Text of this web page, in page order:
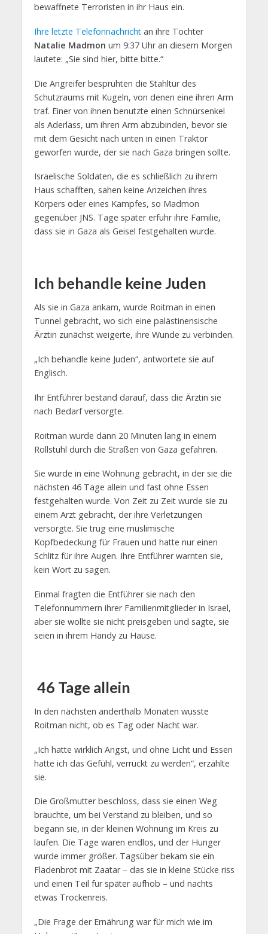
bewaffnete Terroristen in ihr Haus ein.
Ihre letzte Telefonnachrichtan ihre Tochter
Natalie Madmon um 9:37 Uhr an diesem Morgen
lautete: „Sie sind hier, bitte bitte.“
Die Angreifer besprühten die Stahltür des
Schutzraums mit Kugeln, von denen eine ihren Arm
traf. Einer von ihnen benutzte einen Schnürsenkel
als Aderlass, um ihren Arm abzubinden, bevor sie
mit dem Gesicht nach unten in einen Traktor
geworfen wurde, der sie nach Gaza bringen sollte.
Israelische Soldaten, die es schließlich zu ihrem
Haus schafften, sahen keine Anzeichen ihres
Körpers oder eines Kampfes, so Madmon
gegenüber JNS. Tage später erfuhr ihre Familie,
dass sie in Gaza als Geisel festgehalten wurde.
Ich behandle keine Juden
Als sie in Gaza ankam, wurde Roitman in einen
Tunnel gebracht, wo sich eine palästinensische
Ärztin zunächst weigerte, ihre Wunde zu verbinden.
„Ich behandle keine Juden“, antwortete sie auf
Englisch.
Ihr Entführer bestand darauf, dass die Ärztin sie
nach Bedarf versorgte.
Roitman wurde dann 20 Minuten lang in einem
Rollstuhl durch die Straßen von Gaza gefahren.
Sie wurde in eine Wohnung gebracht, in der sie die
nächsten 46 Tage allein und fast ohne Essen
festgehalten wurde. Von Zeit zu Zeit wurde sie zu
einem Arzt gebracht, der ihre Verletzungen
versorgte. Sie trug eine muslimische
Kopfbedeckung für Frauen und hatte nur einen
Schlitz für ihre Augen. Ihre Entführer warnten sie,
kein Wort zu sagen.
Einmal fragten die Entführer sie nach den
Telefonnummern ihrer Familienmitglieder in Israel,
aber sie wollte sie nicht preisgeben und sagte, sie
seien in ihrem Handy zu Hause.
46 Tage allein
In den nächsten anderthalb Monaten wusste
Roitman nicht, ob es Tag oder Nacht war.
„Ich hatte wirklich Angst, und ohne Licht und Essen
hatte ich das Gefühl, verrückt zu werden“, erzählte
sie.
Die Großmutter beschloss, dass sie einen Weg
brauchte, um bei Verstand zu bleiben, und so
begann sie, in der kleinen Wohnung im Kreis zu
laufen. Die Tage waren endlos, und der Hunger
wurde immer größer. Tagsüber bekam sie ein
Fladenbrot mit Zaatar – das sie in kleine Stücke riss
und einen Teil für später aufhob – und nachts
etwas Trockenreis.
„Die Frage der Ernährung war für mich wie im